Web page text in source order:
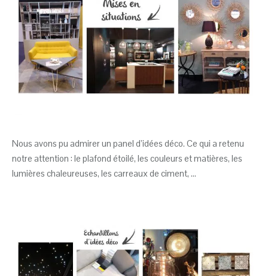
Nous avons pu admirer un panel d’idées déco. Ce qui a retenu
notre attention : le plafond étoilé, les couleurs et matières, les
lumières chaleureuses, les carreaux de ciment, …